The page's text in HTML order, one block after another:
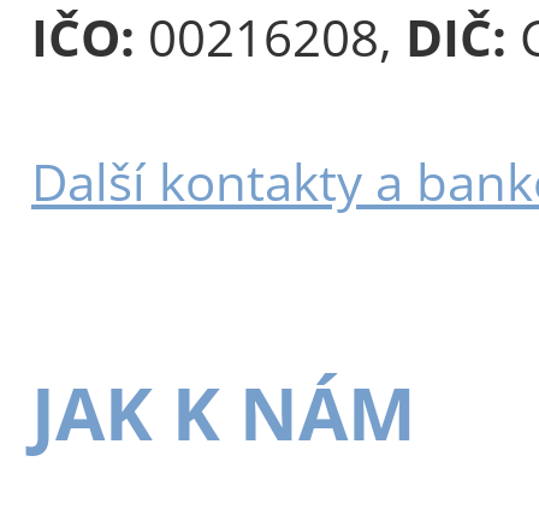
IČO: 00216208, DIČ:
Další kontakty a
JAK K NÁM